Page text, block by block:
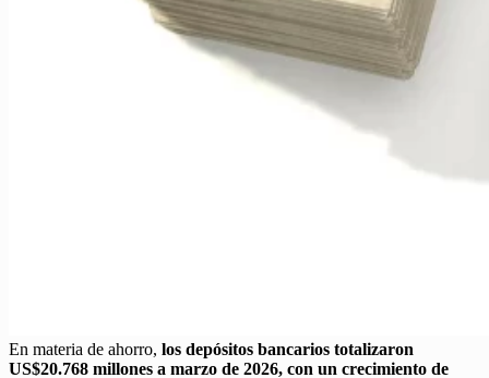
En materia de ahorro, los depósitos bancarios totalizaron
US$20.768 millones a marzo de 2026, con un crecimiento de